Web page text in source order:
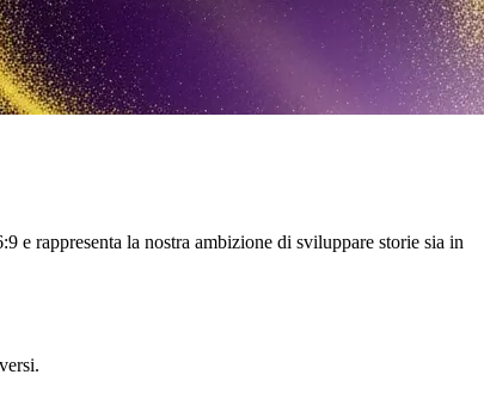
e rappresenta la nostra ambizione di sviluppare storie sia in